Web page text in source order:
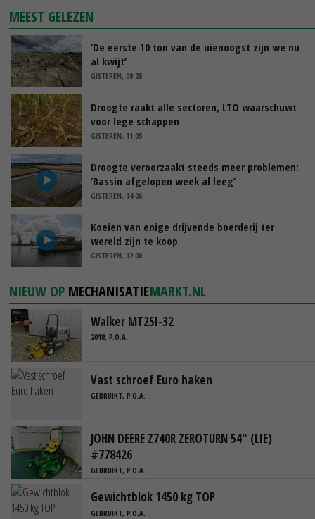
MEEST GELEZEN
‘De eerste 10 ton van de uienoogst zijn we nu
al kwijt’
GISTEREN, 09:28
Droogte raakt alle sectoren, LTO waarschuwt
voor lege schappen
GISTEREN, 11:05
Droogte veroorzaakt steeds meer problemen:
‘Bassin afgelopen week al leeg’
GISTEREN, 14:06
Koeien van enige drijvende boerderij ter
wereld zijn te koop
GISTEREN, 12:00
NIEUW OP MECHANISATIEMARKT.NL
Walker MT25I-32
2018, P.O.A.
Vast schroef Euro haken
GEBRUIKT, P.O.A.
JOHN DEERE Z740R ZEROTURN 54" (LIE)
#778426
GEBRUIKT, P.O.A.
Gewichtblok 1450 kg TOP
GEBRUIKT, P.O.A.